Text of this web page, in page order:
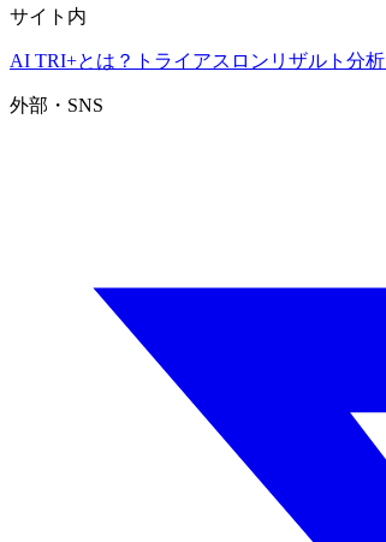
サイト内
AI TRI+とは？ トライアスロンリザルト分析
外部・SNS